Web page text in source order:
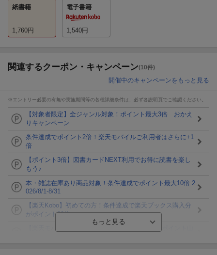
紙書籍
1,760円
電子書籍
1,540円
関連するクーポン・キャンペーン(10件)
開催中のキャンペーンをもっと見る
※エントリー必要の有無や実施期間等の各種詳細条件は、必ず各説明頁でご確認ください。
【対象者限定】全ジャンル対象！ポイント最大3倍 おかえ
りキャンペーン
条件達成でポイント2倍！楽天モバイルご利用者はさらに+1
倍
【ポイント3倍】図書カードNEXT利用でお得に読書を楽し
もう♪
本・雑誌在庫あり商品対象！条件達成でポイント最大10倍 2
026/8/1-8/31
【楽天Kobo】初めての方！条件達成で楽天ブックス購入分
がポイント20倍